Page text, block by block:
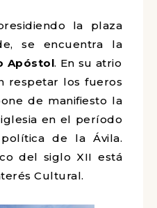
la plaza
se encuentra la
Apóstol. En su atrio
respetar los fueros
de manifiesto la
en el período
de la Ávila.
del siglo XII está
Cultural.